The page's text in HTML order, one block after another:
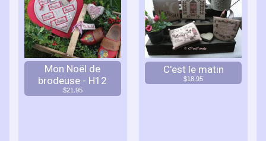
Mon Noël de
brodeuse - H12
$21.95
C'est le matin
$18.95